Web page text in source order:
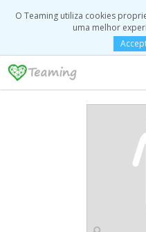
O Teaming utiliza cookies
uma melhor